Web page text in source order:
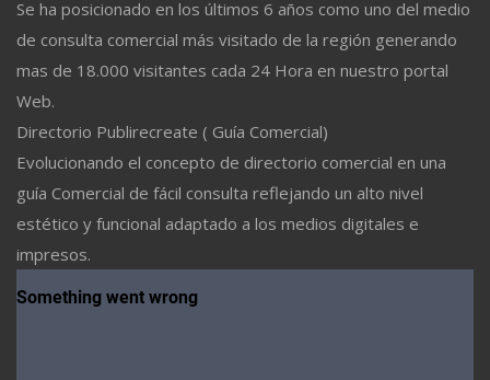
Se ha posicionado en los últimos 6 años como uno del medio
de consulta comercial más visitado de la región generando
mas de 18.000 visitantes cada 24 Hora en nuestro portal
Web.
Directorio Publirecreate ( Guía Comercial)
Evolucionando el concepto de directorio comercial en una
guía Comercial de fácil consulta reflejando un alto nivel
estético y funcional adaptado a los medios digitales e
impresos.